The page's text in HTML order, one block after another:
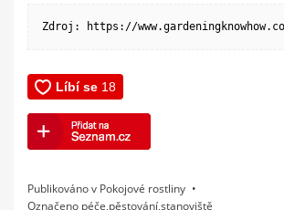
Zdroj: https://
Publikováno v Pokojové rostliny
Označeno péče,pěstování,stanoviště